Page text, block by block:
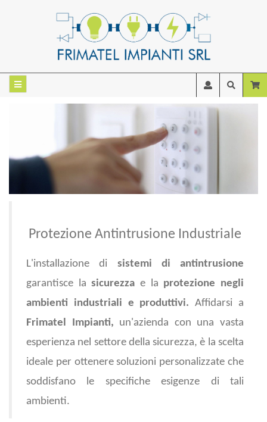
Protezione Antintrusione Industriale
L'installazione di sistemi di antintrusione
garantisce lasicurezza e la protezione negli
ambienti industriali e produttivi. Affidarsi a
Frimatel Impianti, un'azienda con una vasta
esperienza nel settore della sicurezza, è la scelta
ideale per ottenere soluzioni personalizzate che
soddisfano le specifiche esigenze di tali
ambienti.